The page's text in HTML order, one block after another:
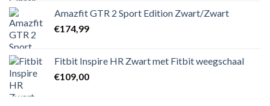
Amazfit GTR 2 Sport Edition Zwart/Zwart
€174,99
Fitbit Inspire HR Zwart met Fitbit weegschaal
€109,00